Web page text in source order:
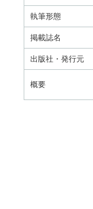
執筆形態
掲載誌名
出版社・発行元
概要